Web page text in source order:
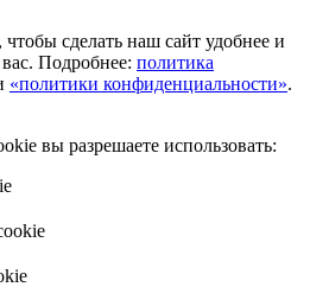
сделать наш сайт удобнее и
Подробнее: политика
«политики конфиденциальности».
вы разрешаете использовать: